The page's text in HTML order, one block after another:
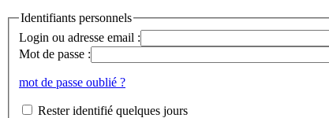
Identifiants personnels
Login ou adresse email :
Mot de passe :
mot de passe oublié ?
Rester identifié quelques jours